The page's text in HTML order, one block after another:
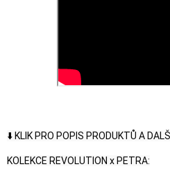
⬇️ KLIK PRO POPIS PRODUKTŮ A
KOLEKCE REVOLUTION x PETRA: